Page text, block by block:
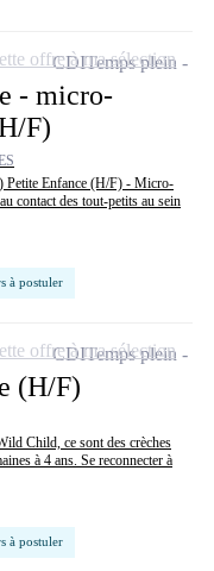
- micro-
F)
Petite Enfance (H/F) - Micro-
contact des tout-petits au sein
à postuler
CDITemps plein
offre à ma sélection
(H/F)
Child, ce sont des crèches
à 4 ans. Se reconnecter à
à postuler
CDITemps plein
offre à ma sélection